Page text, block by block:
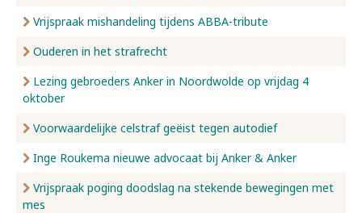
Vrijspraak mishandeling tijdens ABBA-tribute
Ouderen in het strafrecht
Lezing gebroeders Anker in Noordwolde op vrijdag 4
oktober
Voorwaardelijke celstraf geëist tegen autodief
Inge Roukema nieuwe advocaat bij Anker & Anker
Vrijspraak poging doodslag na stekende bewegingen met
mes